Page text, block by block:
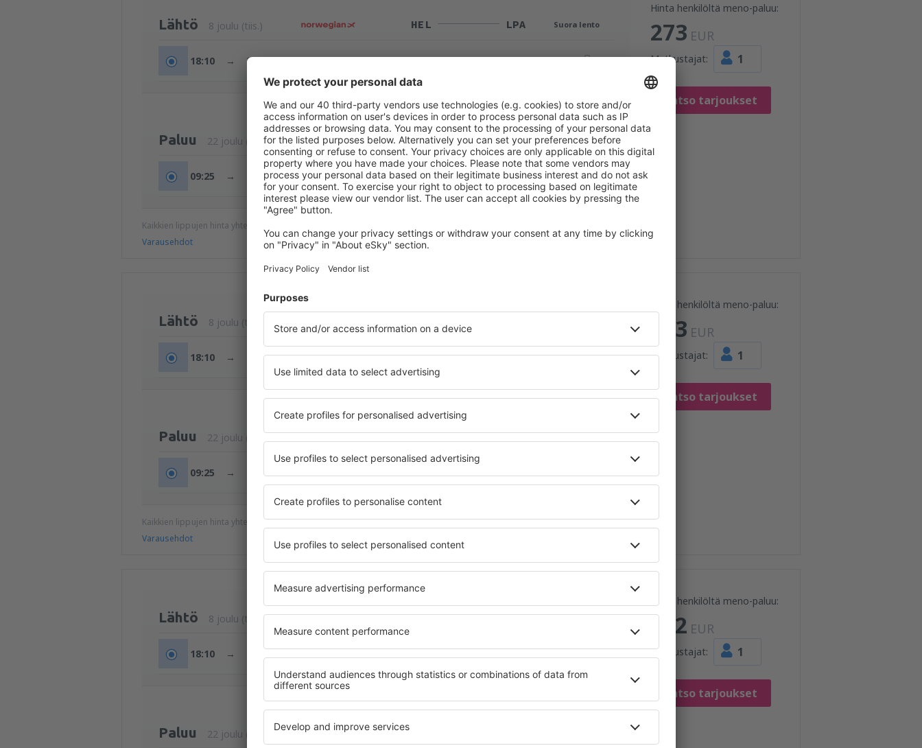
Hinta henkilöltä meno-paluu:
273 EUR
Matkustajat: 1
Katso tarjoukset
Lähtö 8 joulu (tiis.) HEL LPA Suora lento
18:10 → 22:45 Matkan kokonaiskesto: 6h 35min tiedot
Paluu 22 joulu (tiis.) LPA HEL 1 välilasku
09:25 → 22:25 Matkan kokonaiskesto: 11h tiedot
Kaikkien lippujen hinta yhteensä (ilman palvelumaksua
Varausehdot
Hinta henkilöltä meno-paluu:
293 EUR
Matkustajat: 1
Katso tarjoukset
Lähtö 8 joulu (tiis.)
18:10 → 22:45 Matkan kokonaiskesto: 6h 35min tiedot
Paluu 22 joulu (tiis.) LPA
ARN
HEL 1 välilasku
09:25 → 19:20
Kaikkien lippujen hinta yhteensä (ilman palvelumaksua63EURmatkustajaa kohden)
Varausehdot
Hinta henkilöltä meno-paluu:
312 EUR
Matkustajat: 1
Katso tarjoukset
Lähtö 8 joulu (tiis.) HEL LPA Suora lento
18:10 → 22:45
Paluu 22 joulu (tiis.)